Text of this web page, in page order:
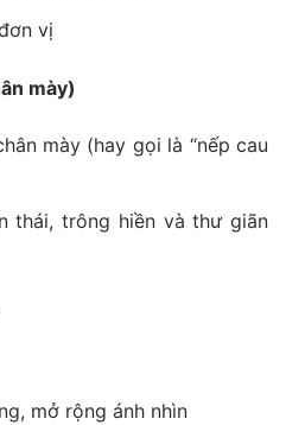
vị
mày)
mày (hay gọi là “nếp cau
thái, trông hiền và thư giãn
mở rộng ánh nhìn